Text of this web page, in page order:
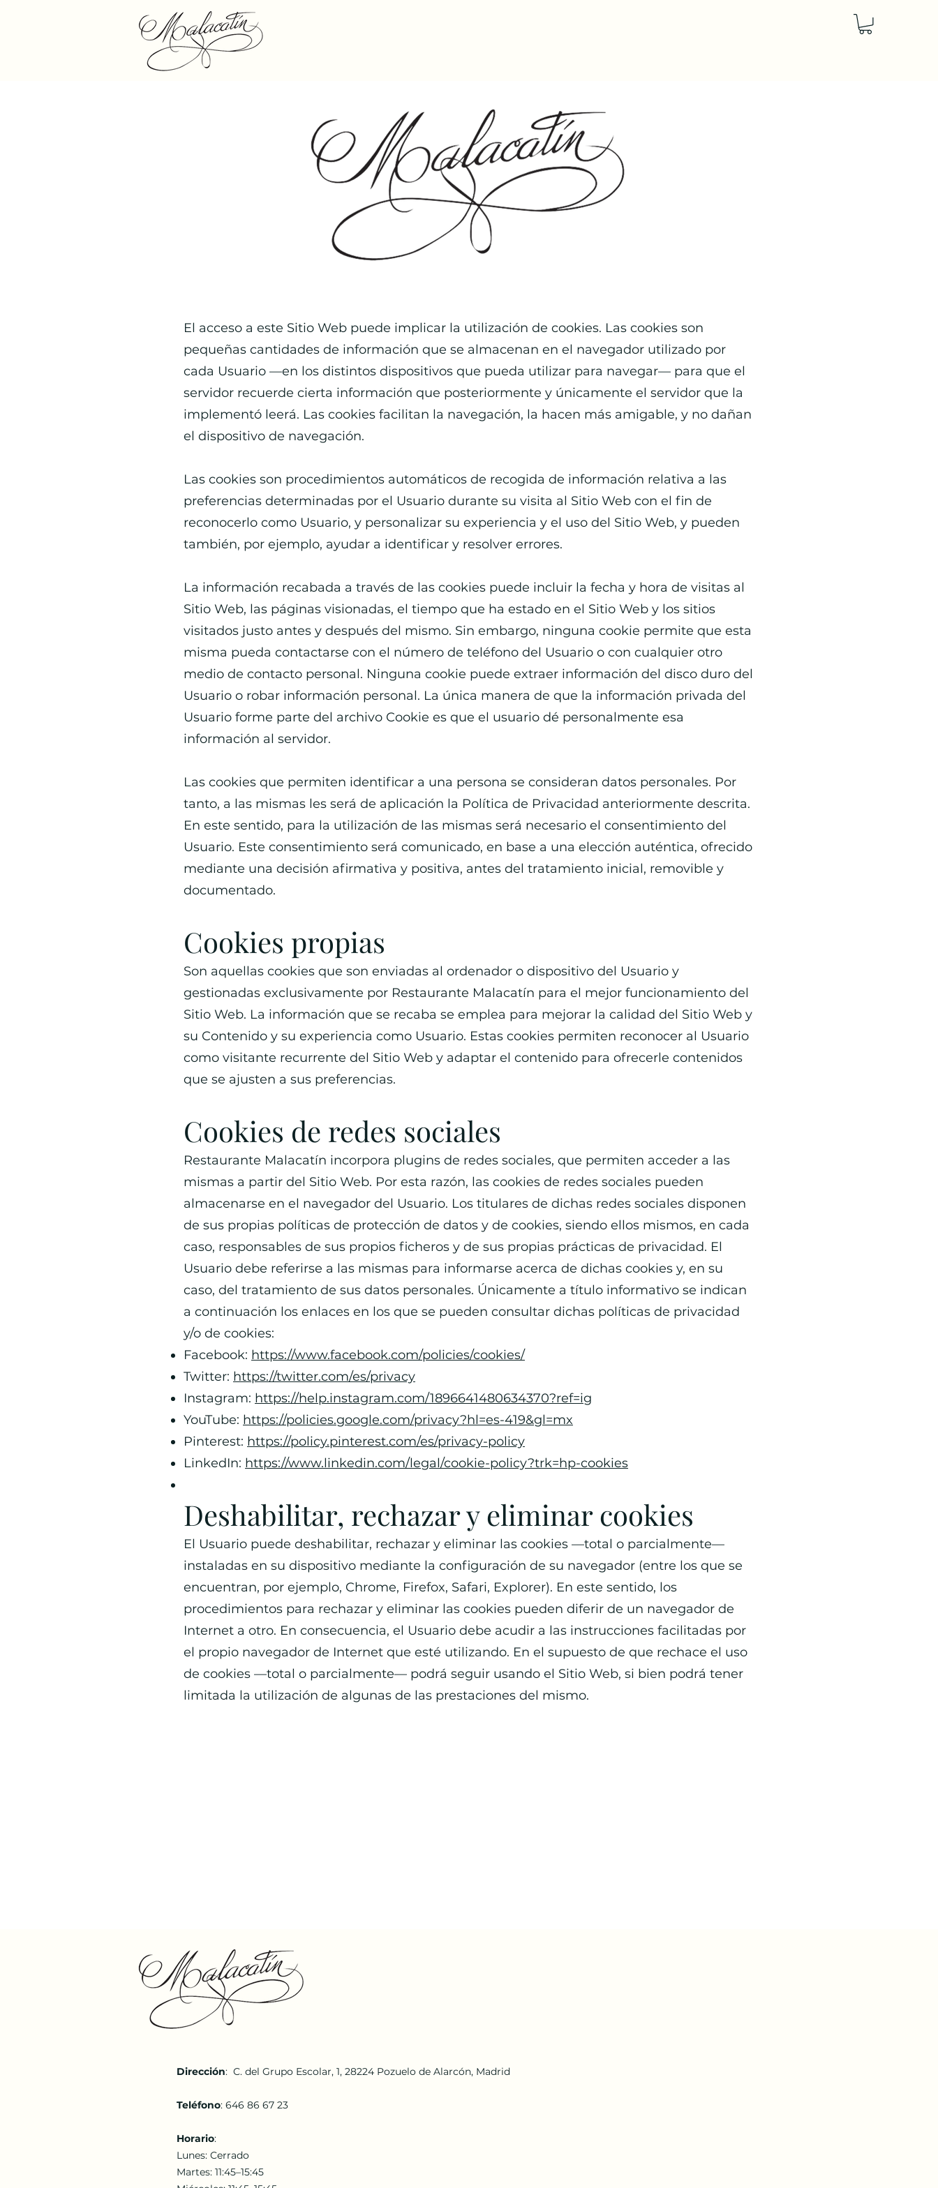
El acceso a este Sitio Web puede implicar la utilización de cookies. Las cookies son
pequeñas cantidades de información que se almacenan en el navegador utilizado por
cada Usuario —en los distintos dispositivos que pueda utilizar para navegar— para que el
servidor recuerde cierta información que posteriormente y únicamente el servidor que la
implementó leerá. Las cookies facilitan la navegación, la hacen más amigable, y no dañan
el dispositivo de navegación.
Las cookies son procedimientos automáticos de recogida de información relativa a las
preferencias determinadas por el Usuario durante su visita al Sitio Web con el fin de
reconocerlo como Usuario, y personalizar su experiencia y el uso del Sitio Web, y pueden
también, por ejemplo, ayudar a identificar y resolver errores.
La información recabada a través de las cookies puede incluir la fecha y hora de visitas al
Sitio Web, las páginas visionadas, el tiempo que ha estado en el Sitio Web y los sitios
visitados justo antes y después del mismo. Sin embargo, ninguna cookie permite que esta
misma pueda contactarse con el número de teléfono del Usuario o con cualquier otro
medio de contacto personal. Ninguna cookie puede extraer información del disco duro del
Usuario o robar información personal. La única manera de que la información privada del
Usuario forme parte del archivo Cookie es que el usuario dé personalmente esa
información al servidor.
Las cookies que permiten identificar a una persona se consideran datos personales. Por
tanto, a las mismas les será de aplicación la Política de Privacidad anteriormente descrita.
En este sentido, para la utilización de las mismas será necesario el consentimiento del
Usuario. Este consentimiento será comunicado, en base a una elección auténtica, ofrecido
mediante una decisión afirmativa y positiva, antes del tratamiento inicial, removible y
documentado.
Cookies propias
Son aquellas cookies que son enviadas al ordenador o dispositivo del Usuario y
gestionadas exclusivamente por Restaurante Malacatín para el mejor funcionamiento del
Sitio Web. La información que se recaba se emplea para mejorar la calidad del Sitio Web y
su Contenido y su experiencia como Usuario. Estas cookies permiten reconocer al Usuario
como visitante recurrente del Sitio Web y adaptar el contenido para ofrecerle contenidos
que se ajusten a sus preferencias.
Cookies de redes sociales
Restaurante Malacatín incorpora plugins de redes sociales, que permiten acceder a las
mismas a partir del Sitio Web. Por esta razón, las cookies de redes sociales pueden
almacenarse en el navegador del Usuario. Los titulares de dichas redes sociales disponen
de sus propias políticas de protección de datos y de cookies, siendo ellos mismos, en cada
caso, responsables de sus propios ficheros y de sus propias prácticas de privacidad. El
Usuario debe referirse a las mismas para informarse acerca de dichas cookies y, en su
caso, del tratamiento de sus datos personales. Únicamente a título informativo se indican
a continuación los enlaces en los que se pueden consultar dichas políticas de privacidad
y/o de cookies:
Facebook: https://www.facebook.com/policies/cookies/
Twitter: https://twitter.com/es/privacy
Instagram: https://help.instagram.com/1896641480634370?ref=ig
YouTube: https://policies.google.com/privacy?hl=es-419&gl=mx
Pinterest: https://policy.pinterest.com/es/privacy-policy
LinkedIn: https://www.linkedin.com/legal/cookie-policy?trk=hp-cookies
Deshabilitar, rechazar y eliminar cookies
El Usuario puede deshabilitar, rechazar y eliminar las cookies —total o parcialmente—
instaladas en su dispositivo mediante la configuración de su navegador (entre los que se
encuentran, por ejemplo, Chrome, Firefox, Safari, Explorer). En este sentido, los
procedimientos para rechazar y eliminar las cookies pueden diferir de un navegador de
Internet a otro. En consecuencia, el Usuario debe acudir a las instrucciones facilitadas por
el propio navegador de Internet que esté utilizando. En el supuesto de que rechace el uso
de cookies —total o parcialmente— podrá seguir usando el Sitio Web, si bien podrá tener
limitada la utilización de algunas de las prestaciones del mismo.
Dirección: C. del Grupo Escolar, 1, 28224 Pozuelo de Alarcón, Madrid
Teléfono: 646 86 67 23
Horario:
Lunes: Cerrado
Martes: 11:45–15:45